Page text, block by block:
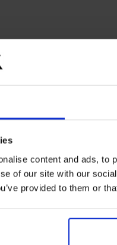
content and ads, to
of our site with our
provided to them or